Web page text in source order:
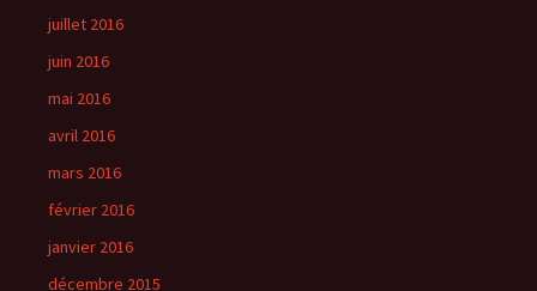
juillet 2016
juin 2016
mai 2016
avril 2016
mars 2016
février 2016
janvier 2016
décembre 2015